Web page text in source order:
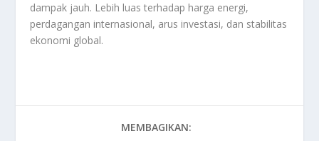
dampak jauh. Lebih luas terhadap harga energi,
perdagangan internasional, arus investasi, dan stabilitas
ekonomi global.
MEMBAGIKAN: